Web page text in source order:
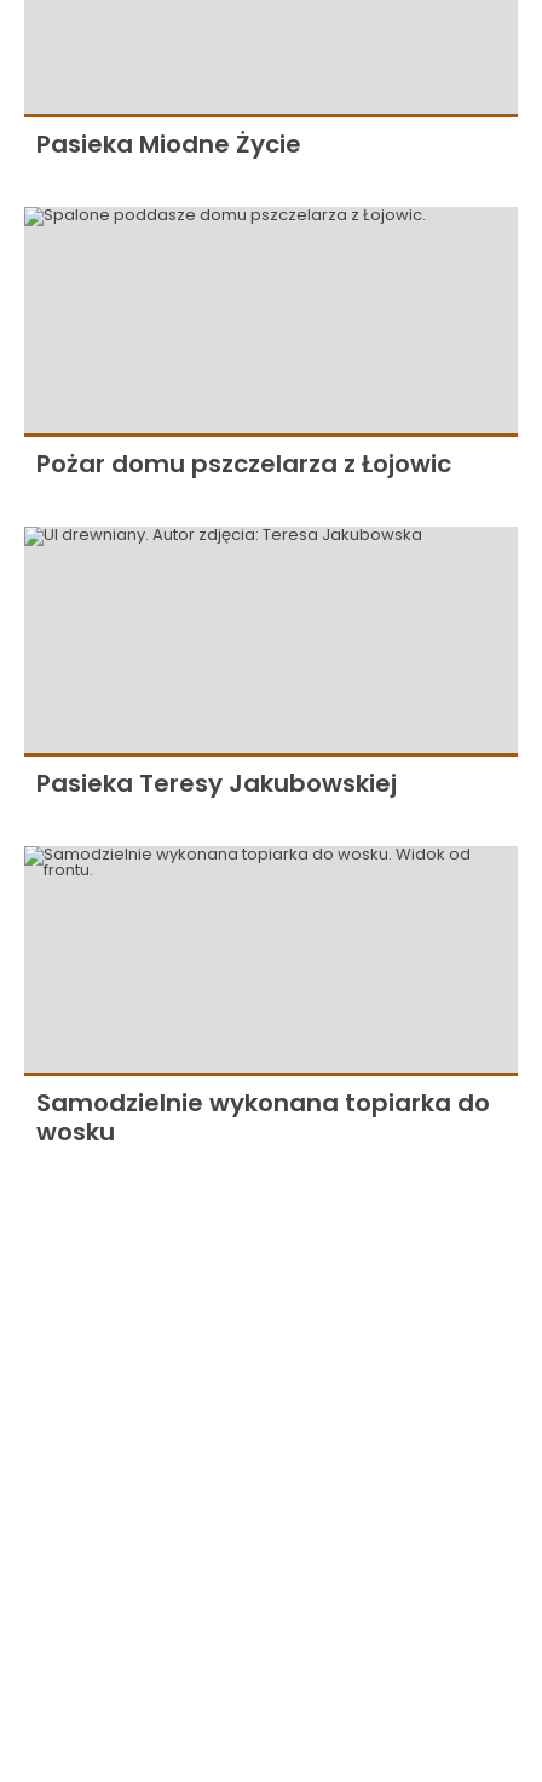
Pasieka Miodne Życie
Pożar domu pszczelarza z Łojowic
Pasieka Teresy Jakubowskiej
Samodzielnie wykonana topiarka do
wosku